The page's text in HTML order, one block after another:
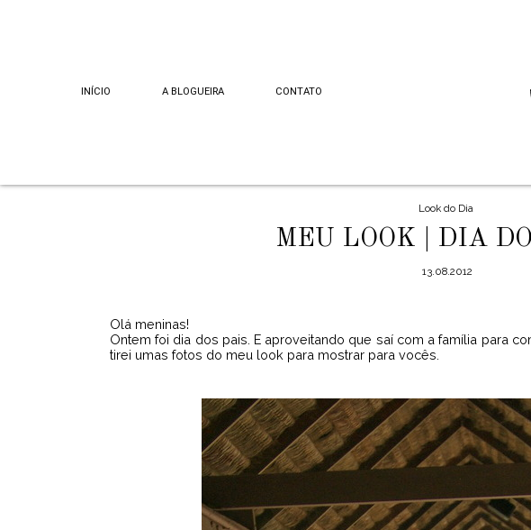
INÍCIO A BLOGUEIRA CONTATO
Look do Dia
MEU LOOK | DIA
13.08.2012
Olá meninas!
Ontem foi dia dos pais. E aproveitando que saí com a família para
tirei umas fotos do meu look para mostrar para vocês.